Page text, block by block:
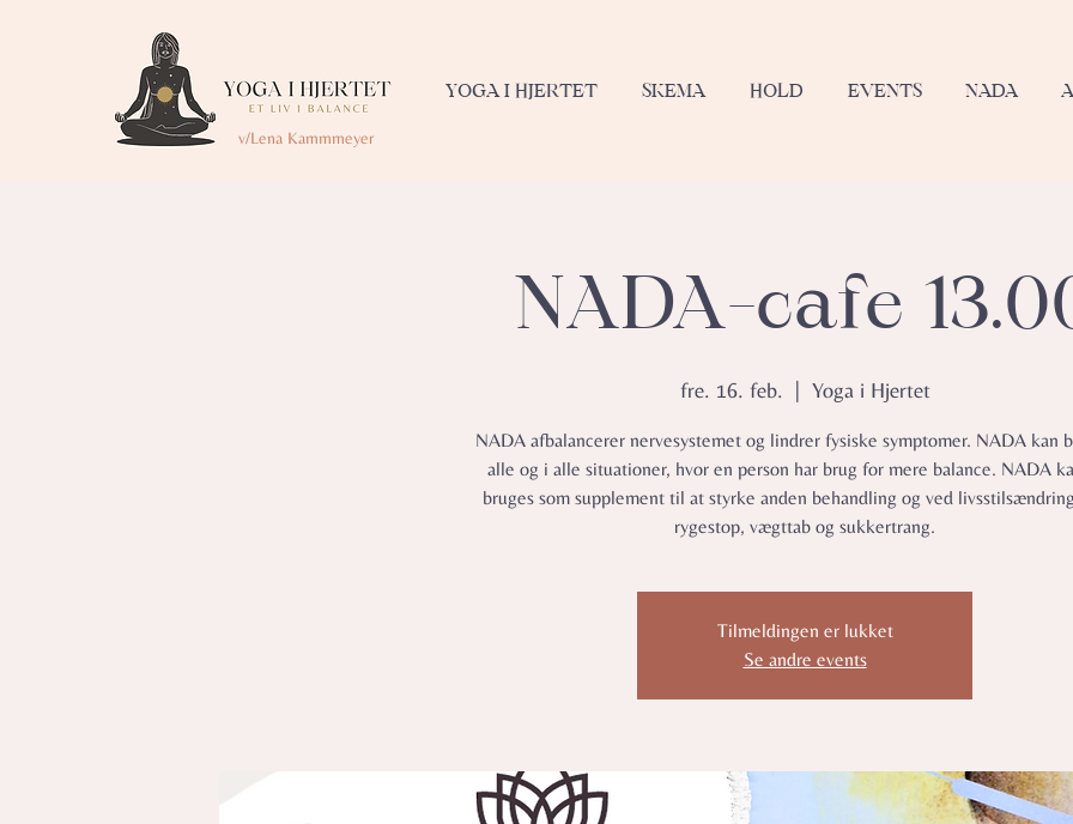
v/Lena Kammmeyer
YOGA I HJERTET SKEMA HOLD EVENTS NADA
NADA-cafe
fre. 16. feb. Yoga i Hjertet
NADA afbalancerer nervesystemet og lindrer fysiske symptomer.​ NADA kan
alle og i alle situationer, hvor en person har brug for mere balance. NADA
bruges som supplement til at styrke anden behandling og ved
rygestop, vægttab og sukkertrang.
Tilmeldingen er lukket
Se andre events